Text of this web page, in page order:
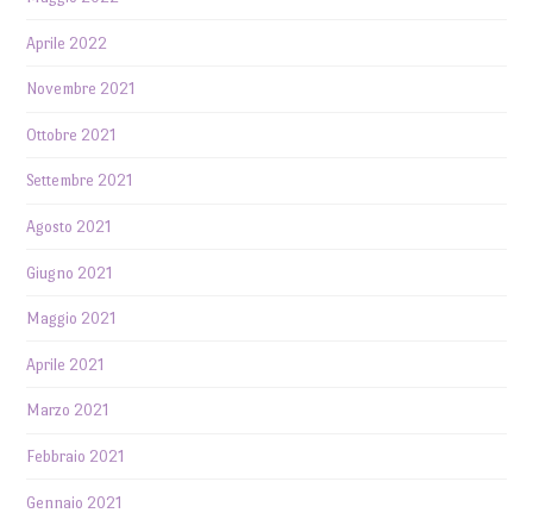
Aprile 2022
Novembre 2021
Ottobre 2021
Settembre 2021
Agosto 2021
Giugno 2021
Maggio 2021
Aprile 2021
Marzo 2021
Febbraio 2021
Gennaio 2021